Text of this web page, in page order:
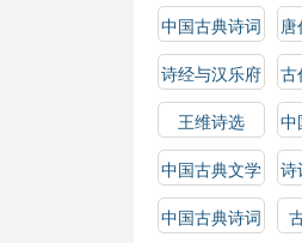
中国古典诗词
赏析
诗经与汉乐府 古
王维诗选
中
中国古典文学
史
诗
中国古典诗词